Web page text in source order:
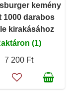
kemény
1000 darabos
kirakásához
(1)
7 200 Ft